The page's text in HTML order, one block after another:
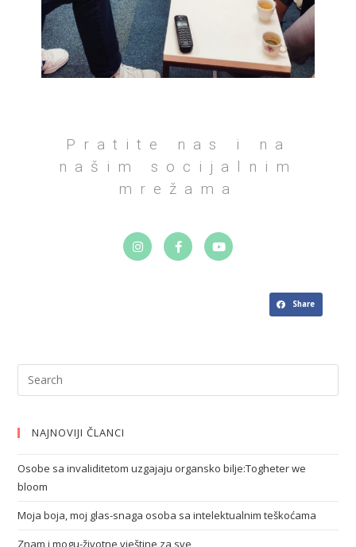
Pratite nas i na
našim socijalnim
mrežama
Share
NAJNOVIJI ČLANCI
Osobe sa invaliditetom uzgajaju organsko bilje:Togheter we
bloom
Moja boja, moj glas-snaga osoba sa intelektualnim teškoćama
Znam i mogu-životne vještine za sve